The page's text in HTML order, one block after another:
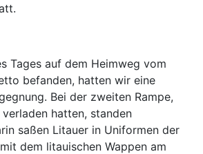
Tages auf dem Heimweg vom
befanden, hatten wir eine
Bei der zweiten Rampe,
hatten, standen
saßen Litauer in Uniformen der
dem litauischen Wappen am